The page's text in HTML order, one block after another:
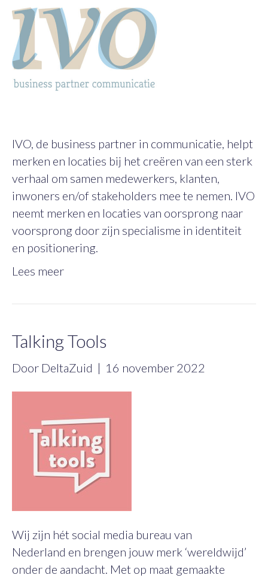
IVO, de business partner in communicatie, helpt
merken en locaties bij het creëren van een sterk
verhaal om samen medewerkers, klanten,
inwoners en/of stakeholders mee te nemen. IVO
neemt merken en locaties van oorsprong naar
voorsprong door zijn specialisme in identiteit
en positionering.
Lees meer
Talking Tools
Door DeltaZuid | 16 november 2022
Wij zijn hét social media bureau van
Nederland en brengen jouw merk ‘wereldwijd’
onder de aandacht. Met op maat gemaakte